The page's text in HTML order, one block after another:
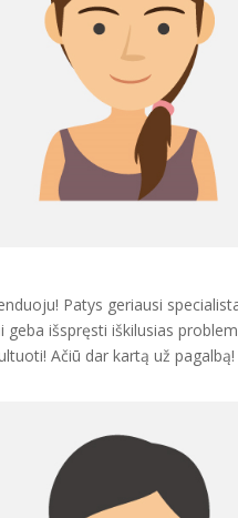
Patys geriausi
geba išspręsti iškilusias
Ačiū dar kartą už pagalbą!